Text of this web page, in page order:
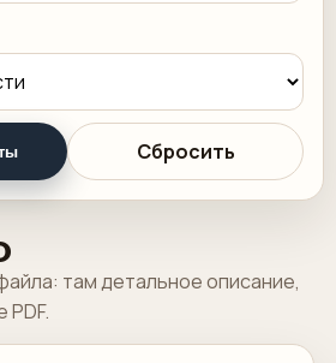
Сбросить
там детальное описание,